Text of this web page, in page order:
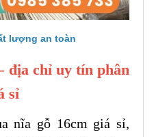
lượng an toàn
địa chỉ uy tín phân
sỉ
nĩa gỗ 16cm giá sỉ,